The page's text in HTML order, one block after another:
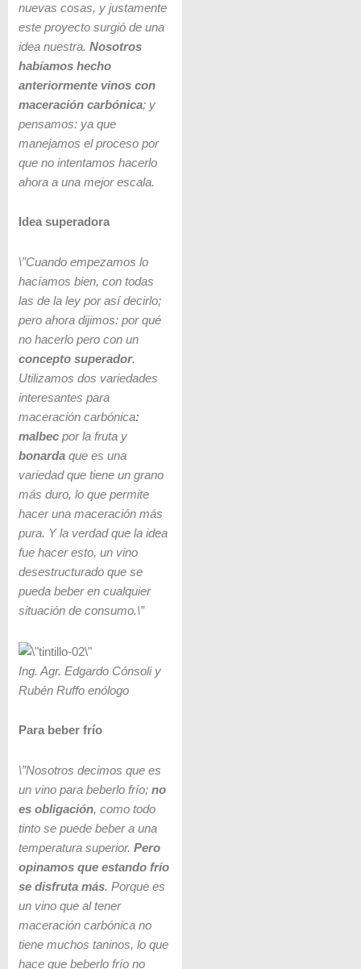
nuevas cosas, y justamente
este proyecto surgió de una
idea nuestra. Nosotros
habíamos hecho
anteriormente vinos con
maceración carbónica; y
pensamos: ya que
manejamos el proceso por
que no intentamos hacerlo
ahora a una mejor escala.
Idea superadora
\”Cuando empezamos lo
hacíamos bien, con todas
las de la ley por así decirlo;
pero ahora dijimos: por qué
no hacerlo pero con un
concepto superador.
Utilizamos dos variedades
interesantes para
maceración carbónica:
malbecpor la fruta y
bonarda que es una
variedad que tiene un grano
más duro, lo que permite
hacer una maceración más
pura. Y la verdad que la idea
fue hacer esto, un vino
desestructurado que se
pueda beber en cualquier
situación de consumo.\”
Ing. Agr. Edgardo Cónsoliy
Rubén Ruffo enólogo
Para beber frío
\”Nosotros decimos que es
un vino para beberlo frío; no
es obligación, como todo
tinto se puede beber a una
temperatura superior. Pero
opinamos que estando frío
se disfruta más. Porque es
un vino que al tener
maceración carbónica no
tiene muchos taninos, lo que
hace que beberlo frío no